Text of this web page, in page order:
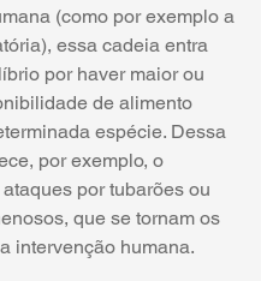
(como por exemplo a
essa cadeia entra
por haver maior ou
de alimento
espécie. Dessa
por exemplo, o
por tubarões ou
que se tornam os
intervenção humana.